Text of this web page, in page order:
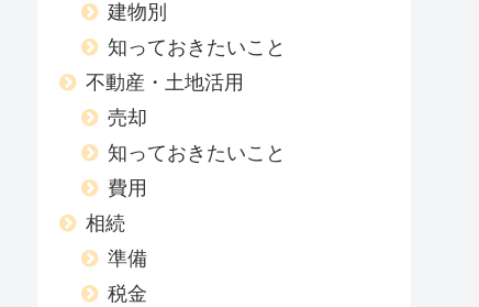
建物別
知っておきたいこと
不動産・土地活用
売却
知っておきたいこと
費用
相続
準備
税金